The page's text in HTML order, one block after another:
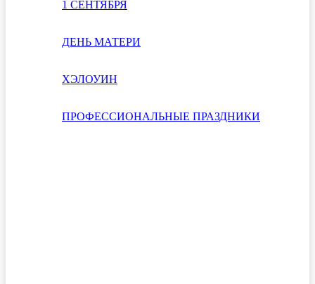
1 СЕНТЯБРЯ
ДЕНЬ МАТЕРИ
ХЭЛОУИН
ПРОФЕССИОНАЛЬНЫЕ ПРАЗДНИКИ